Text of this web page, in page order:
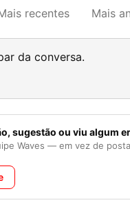
recentes Mais
da conversa.
sugestão ou viu algum
Waves — em vez de